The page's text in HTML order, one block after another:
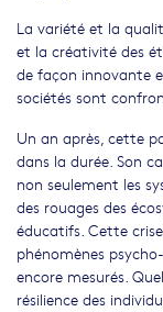
La variété et la
et la créativité des
de façon innovante
sociétés sont
Un an après, cette
dans la durée. Son
non seulement les
des rouages des
éducatifs. Cette
phénomènes
encore mesurés.
résilience des